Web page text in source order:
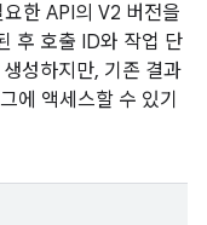
한 API의 V2 버전을
후 호출 ID와 작업 단
성하지만, 기존 결과
에 액세스할 수 있기